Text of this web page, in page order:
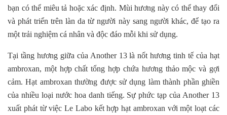
bạn có thể miêu tả hoặc xác định. Mùi hương này có thể thay đổi
và phát triển trên làn da từ người này sang người khác, để tạo ra
một trải nghiệm cá nhân và độc đáo mỗi khi sử dụng.
Tại tầng hương giữa của Another 13 là nốt hương tinh tế của hạt
ambroxan, một hợp chất tổng hợp chứa hương thảo mộc và gợi
cảm. Hạt ambroxan thường được sử dụng làm thành phần ghiền
của nhiều loại nước hoa danh tiếng. Sự phức tạp của Another 13
xuất phát từ việc Le Labo kết hợp hạt ambroxan với một loạt các